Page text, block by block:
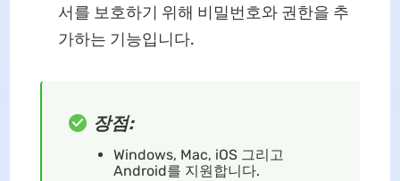
서를 보호하기 위해 비밀번호와 권한을 추
가하는 기능입니다.
장점:
Windows, Mac, iOS 그리고
Android를 지원합니다.